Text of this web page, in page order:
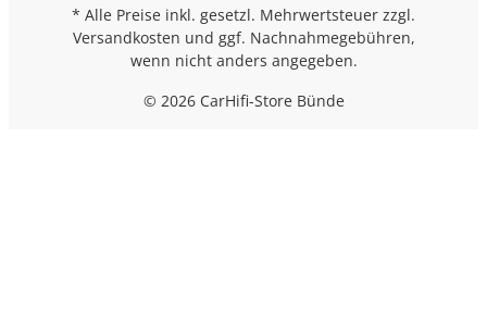
* Alle Preise inkl. gesetzl. Mehrwertsteuer zzgl.
Versandkosten und ggf. Nachnahmegebühren,
wenn nicht anders angegeben.
© 2026 CarHifi-Store Bünde